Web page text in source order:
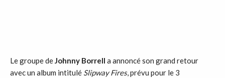
Le groupe deJohnny Borrell a annoncé son grand retour
avec un album intitulé Slipway Fires, prévu pour le 3